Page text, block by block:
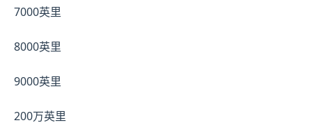
7000英里
8000英里
9000英里
200万英里